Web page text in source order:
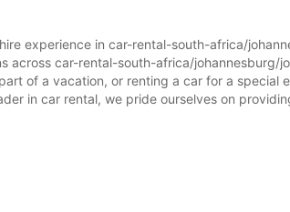
experience in car-rental-south-africa/
car-rental-south-africa/johannesburg/
of a vacation, or renting a car for a special
in car rental, we pride ourselves on